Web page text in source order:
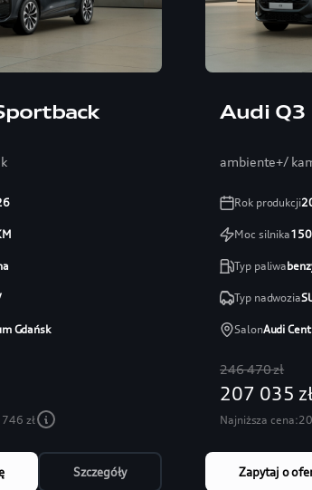
Gdańsk
zł
Szczegóły
Audi Q3
ambiente+/
Rok produkcji
Moc silnika150
Typ paliwa
Typ nadwozia
SalonAudi
246 470 zł
207 035 zł
Najniższa cena:
Zapytaj o